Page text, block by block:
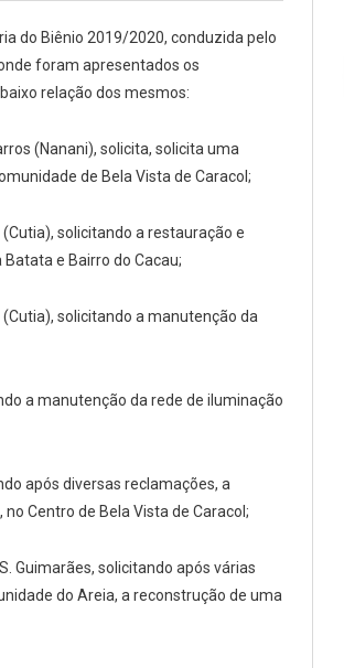
do Biênio 2019/2020, conduzida pelo
foram apresentados os
relação dos mesmos:
(Nanani), solicita, solicita uma
de Bela Vista de Caracol;
solicitando a restauração e
e Bairro do Cacau;
solicitando a manutenção da
a manutenção da rede de iluminação
após diversas reclamações, a
Centro de Bela Vista de Caracol;
Guimarães, solicitando após várias
do Areia, a reconstrução de uma